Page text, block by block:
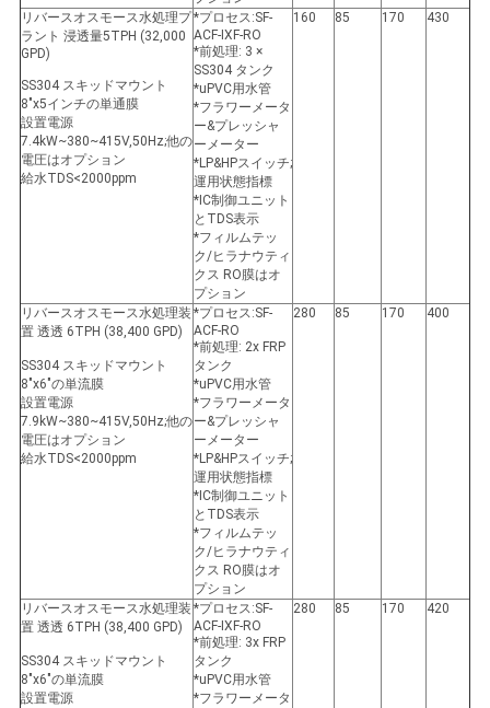
リバースオスモース水処理プ
ラント 浸透量5TPH (32,000
GPD)
SS304 スキッドマウント
8"x5インチの単通膜
設置電源
7.4kW~380~415V,50Hz;他の
電圧はオプション
給水TDS<2000ppm
*プロセス:SF-
ACF-IXF-RO
*前処理: 3 ×
SS304 タンク
*uPVC用水管
*フラワーメータ
ー&プレッシャ
ーメーター
*LP&HPスイッチ;
運用状態指標
*IC制御ユニット
とTDS表示
*フィルムテッ
ク/ヒラナウティ
クス RO膜はオ
プション
160 85 170 430
リバースオスモース水処理装
置 透透 6TPH (38,400 GPD)
SS304 スキッドマウント
8"x6"の単流膜
設置電源
7.9kW~380~415V,50Hz;他の
電圧はオプション
給水TDS<2000ppm
*プロセス:SF-
ACF-RO
*前処理: 2x FRP
タンク
*uPVC用水管
*フラワーメータ
ー&プレッシャ
ーメーター
*LP&HPスイッチ;
運用状態指標
*IC制御ユニット
とTDS表示
*フィルムテッ
ク/ヒラナウティ
クス RO膜はオ
プション
280 85 170 400
リバースオスモース水処理装
置 透透 6TPH (38,400 GPD)
SS304 スキッドマウント
8"x6"の単流膜
設置電源
*プロセス:SF-
ACF-IXF-RO
*前処理: 3x FRP
タンク
*uPVC用水管
*フラワーメータ
280 85 170 420